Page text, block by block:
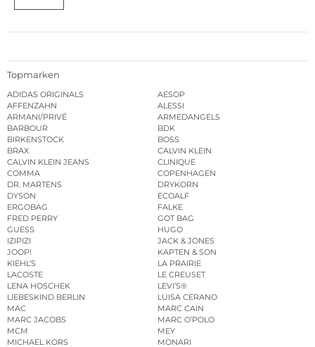
Topmarken
ADIDAS ORIGINALS
AESOP
AFFENZAHN
ALESSI
ARMANI/PRIVÉ
ARMEDANGELS
BARBOUR
BDK
BIRKENSTOCK
BOSS
BRAX
CALVIN KLEIN
CALVIN KLEIN JEANS
CLINIQUE
COMMA
COPENHAGEN
DR. MARTENS
DRYKORN
DYSON
ECOALF
ERGOBAG
FALKE
FRED PERRY
GOT BAG
GUESS
HUGO
IZIPIZI
JACK & JONES
JOOP!
KAPTEN & SON
KIEHL’S
LA PRAIRIE
LACOSTE
LE CREUSET
LENA HOSCHEK
LEVI’S®
LIEBESKIND BERLIN
LUISA CERANO
MAC
MARC CAIN
MARC JACOBS
MARC O’POLO
MCM
MEY
MICHAEL KORS
MONARI